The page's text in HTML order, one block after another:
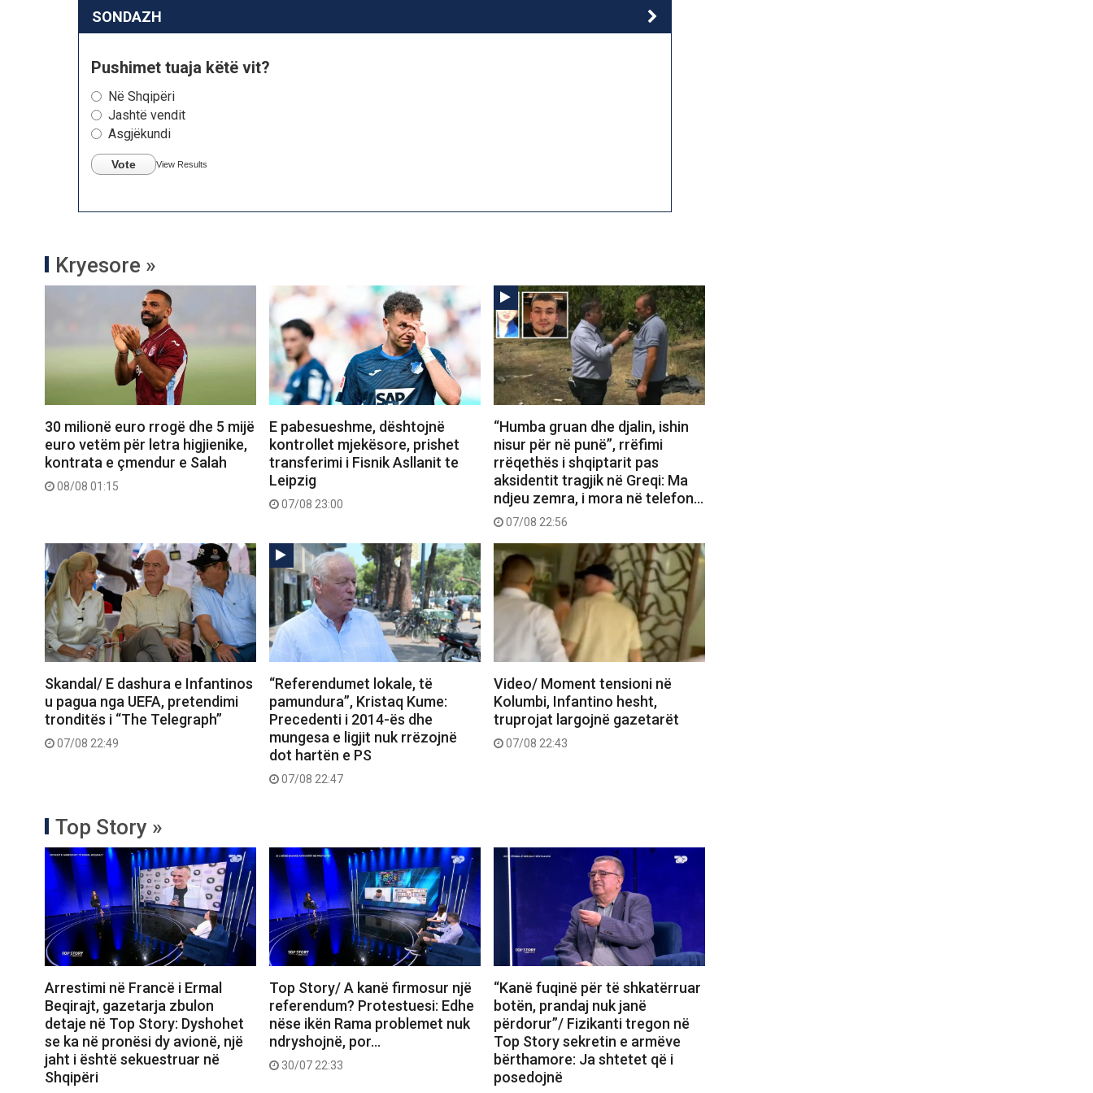
SONDAZH
Pushimet tuaja këtë vit?
Në Shqipëri
Jashtë vendit
Asgjëkundi
Vote View Results
Kryesore »
30 milionë euro rrogë dhe 5 mijë
euro vetëm për letra higjienike,
kontrata e çmendur e Salah
08/08 01:15
E pabesueshme, dështojnë
kontrollet mjekësore, prishet
transferimi i Fisnik Asllanit te
Leipzig
07/08 23:00
“Humba gruan dhe djalin, ishin
nisur për në punë”, rrëfimi
rrëqethës i shqiptarit pas
aksidentit tragjik në Greqi: Ma
ndjeu zemra, i mora në telefon…
07/08 22:56
Skandal/ E dashura e Infantinos
u pagua nga UEFA, pretendimi
tronditës i “The Telegraph”
07/08 22:49
“Referendumet lokale, të
pamundura”, Kristaq Kume:
Precedenti i 2014-ës dhe
mungesa e ligjit nuk rrëzojnë
dot hartën e PS
07/08 22:47
Video/ Moment tensioni në
Kolumbi, Infantino hesht,
truprojat largojnë gazetarët
07/08 22:43
Top Story »
Arrestimi në Francë i Ermal
Beqirajt, gazetarja zbulon
detaje në Top Story: Dyshohet
se ka në pronësi dy avionë, një
jaht i është sekuestruar në
Shqipëri
Top Story/ A kanë firmosur një
referendum? Protestuesi: Edhe
nëse ikën Rama problemet nuk
ndryshojnë, por…
30/07 22:33
“Kanë fuqinë për të shkatërruar
botën, prandaj nuk janë
përdorur”/ Fizikanti tregon në
Top Story sekretin e armëve
bërthamore: Ja shtetet që i
posedojnë